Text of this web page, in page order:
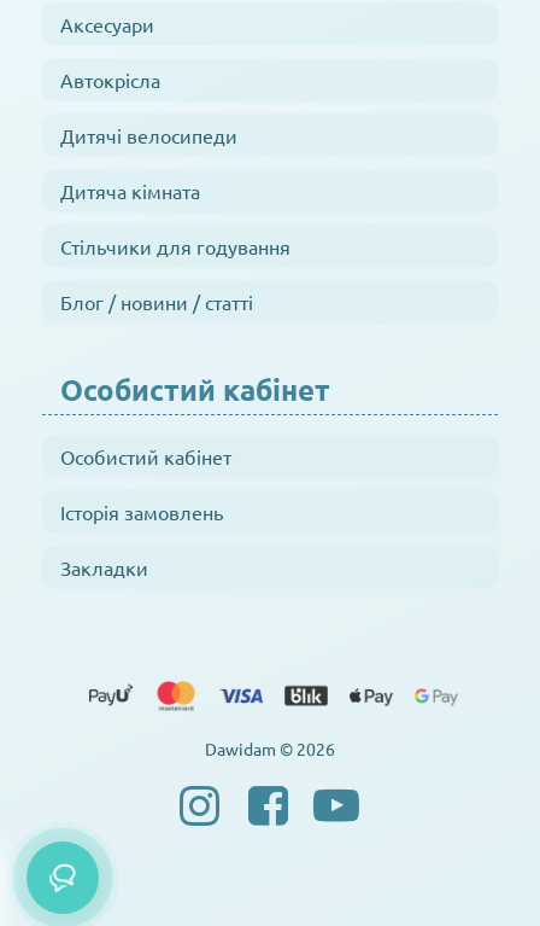
Аксесуари
Автокрісла
Дитячі велосипеди
Дитяча кімната
Стільчики для годування
Блог / новини / статті
Особистий кабінет
Особистий кабінет
Історія замовлень
Закладки
Dawidam © 2026